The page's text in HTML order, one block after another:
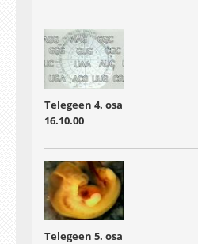
Telegeen 4. osa
16.10.00
Telegeen 5. osa